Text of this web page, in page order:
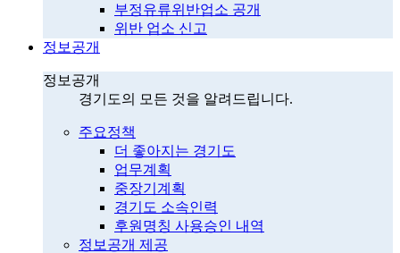
부정유류위반업소 공개
위반 업소 신고
정보공개
정보공개
경기도의 모든 것을 알려드립니다.
주요정책
더 좋아지는 경기도
업무계획
중장기계획
경기도 소속인력
후원명칭 사용승인 내역
정보공개 제공